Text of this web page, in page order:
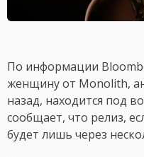
По информации
женщину от Monolith,
назад, находится под
сообщает, что релиз,
будет лишь через